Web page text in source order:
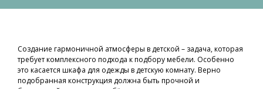
Создание гармоничной атмосферы в детской – задача, которая
требует комплексного подхода к подбору мебели. Особенно
это касается шкафа для одежды в детскую комнату. Верно
подобранная конструкция должна быть прочной и